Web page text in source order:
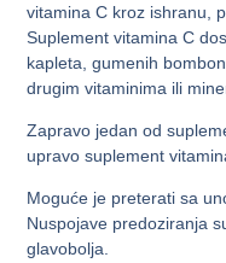
vitamina C kroz ishranu,
Suplement vitamina C
kapleta, gumenih
drugim vitaminima ili
Zapravo jedan od
upravo suplement
Moguće je preterati sa
Nuspojave predoziranja
glavobolja.